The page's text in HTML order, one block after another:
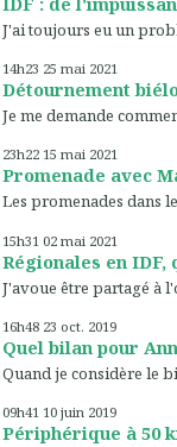
J'ai toujours eu un
14h23 25 mai 2021
Détournement
Je me demande
23h22 15 mai 2021
Promenade avec
Les promenades dans
15h31 02 mai 2021
Régionales en IDF,
J'avoue être partagé à
16h48 23 oct. 2019
Quel bilan pour
Quand je considère le
09h41 10 juin 2019
Périphérique à 50